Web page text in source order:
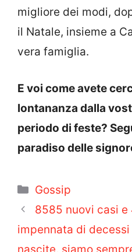
migliore dei modi,
il Natale, insieme a
vera famiglia.
E voi come avete
lontananza dalla
periodo di feste?
paradiso delle
Categorie
Gossip
8585 nuovi casi e
impennata di